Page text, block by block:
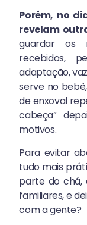
Porém, no
revelam
guardar os
recebidos,
adaptação,
serve no
de enxoval
cabeça”
motivos.
Para evitar
tudo mais
parte do chá,
familiares, e
com a gente?